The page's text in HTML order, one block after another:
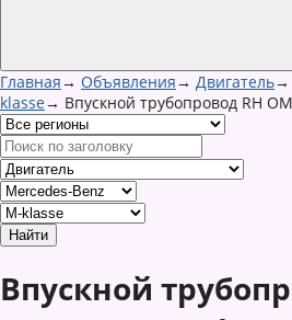
Главная→ Объявления→ Двигатель→
klasse→ Впускной трубопровод RH
Впускной